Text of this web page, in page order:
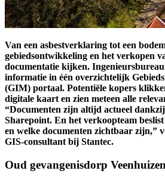
Van een asbestverklaring tot een
gebiedsontwikkeling en het verkopen
documentatie kijken.
informatie in één overzichtelijk
(GIM) portaal. Potentiële kopers
digitale kaart en zien meteen alle
“Documenten zijn altijd actueel
Sharepoint. En het verkoopteam
en welke documenten zichtbaar zijn,”
GIS-consultant bij Stantec.
Oud gevangenisdorp